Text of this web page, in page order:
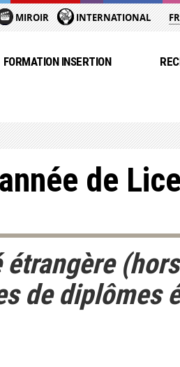
MIROIR INTERNATIONAL FR
FORMATION INSERTION
de
de diplômes